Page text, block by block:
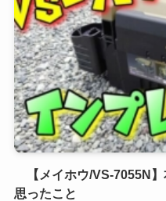
【メイホウ/VS-7055N】
思ったこと